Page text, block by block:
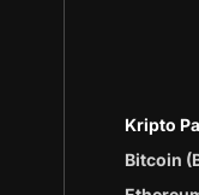
Kripto
Bitcoin